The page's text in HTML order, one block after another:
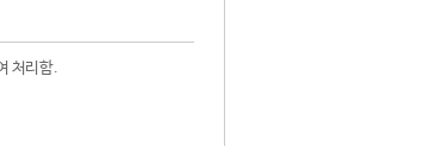
처리함.